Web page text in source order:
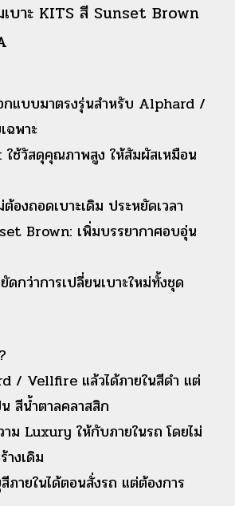
เบาะ KITS สี Sunset Brown
กแบบมาตรงรุ่นสำหรับ Alphard /
ฉพาะ
ใช้วัสดุคุณภาพสูง ให้สัมผัสเหมือน
องถอดเบาะเดิม ประหยัดเวลา
Brown: เพิ่มบรรยากาศอบอุ่น
ดกว่าการเปลี่ยนเบาะใหม่ทั้งชุด
/ Vellfire แล้วได้ภายในสีดำ แต่
สีน้ำตาลคลาสสิก
ม Luxury ให้กับภายในรถ โดยไม่
างเดิม
ภายในได้ตอนสั่งรถ แต่ต้องการ